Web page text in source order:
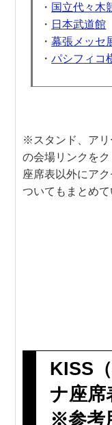
・ 国立代々木
・ 日本武道館
・幕張メッセ
・パシフィコ
※スタンド、アリ
の会場リンクをク
座席表以外にア
ついてもまとめて
KISS
ナ座
※参考